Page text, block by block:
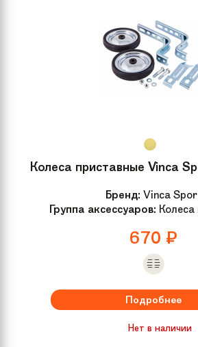
Колеса приставные Vinca
Бренд: Vinca
Группа аксессуаров:
670 ₽
Подробнее
Нет в наличии